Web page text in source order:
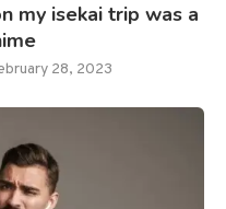
my isekai trip was a
28, 2023